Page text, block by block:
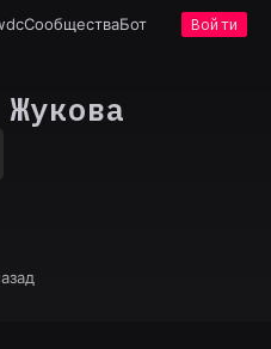
СообществаБот Войти